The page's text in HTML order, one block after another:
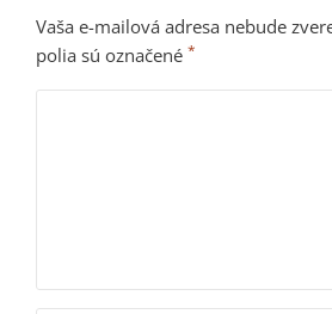
Vaša e-mailová adresa nebude
polia sú označené *